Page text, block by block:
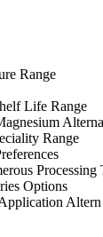
Range
Life Range
Range
Processing
Options
Altern